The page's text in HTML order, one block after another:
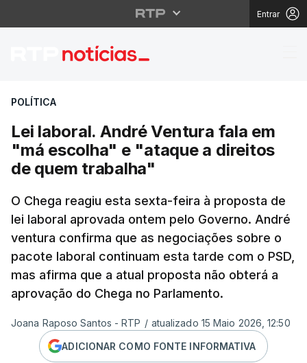
Entrar
Lei laboral. André
POLÍTICA
Lei laboral. André Ventura fala em
"má escolha" e "ataque a direitos
de quem trabalha"
O Chega reagiu esta sexta-feira à proposta de
lei laboral aprovada ontem pelo Governo. André
ventura confirma que as negociações sobre o
pacote laboral continuam esta tarde com o PSD,
mas afirma que a atual proposta não obterá a
aprovação do Chega no Parlamento.
Joana Raposo Santos - RTP / atualizado 15 Maio 2026, 12:50
ADICIONAR COMO FONTE INFORMATIVA